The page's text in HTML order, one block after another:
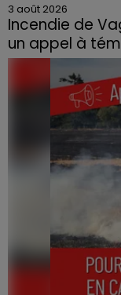
3 août 2026
Incendie de
un appel à
Le feu, parti
quartier
contraint à